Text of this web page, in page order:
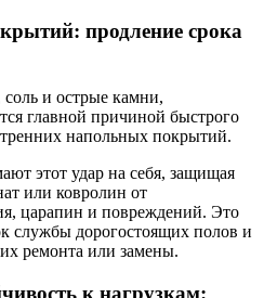
продление срока
и острые камни,
главной причиной быстрого
напольных покрытий.
этот удар на себя, защищая
или ковролин от
царапин и повреждений. Это
службы дорогостоящих полов и
ремонта или замены.
к нагрузкам: